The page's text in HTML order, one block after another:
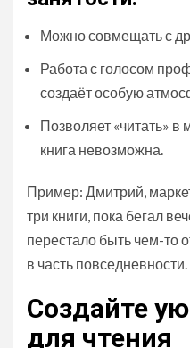
Можно совмещать с
Работа с голосом
создаёт особую
Позволяет «читать»
книга невозможна.
Пример: Дмитрий,
три книги, пока бегал
перестало быть чем-то
в часть повседневности.
Создайте
для чтения